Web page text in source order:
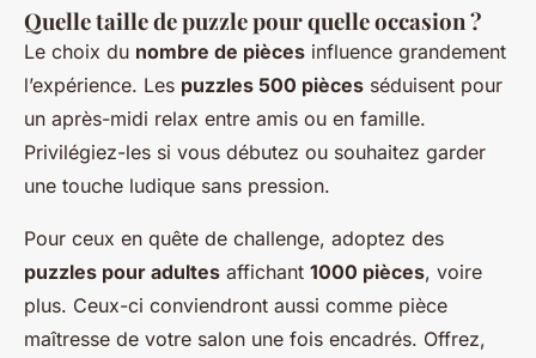
Quelle taille de puzzle pour quelle occasion ?
Le choix du nombre de pièces influence grandement
l’expérience. Les puzzles 500 pièces séduisent pour
un après-midi relax entre amis ou en famille.
Privilégiez-les si vous débutez ou souhaitez garder
une touche ludique sans pression.
Pour ceux en quête de challenge, adoptez des
puzzles pour adultes affichant 1000 pièces, voire
plus. Ceux-ci conviendront aussi comme pièce
maîtresse de votre salon une fois encadrés. Offrez,